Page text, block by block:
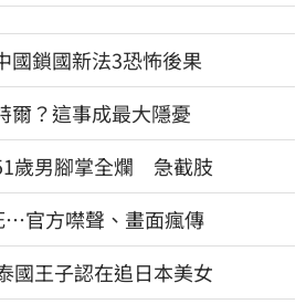
國鎖國新法3恐怖後果
爾？這事成最大隱憂
歲男腳掌全爛 急截肢
…官方噤聲、畫面瘋傳
國王子認在追日本美女